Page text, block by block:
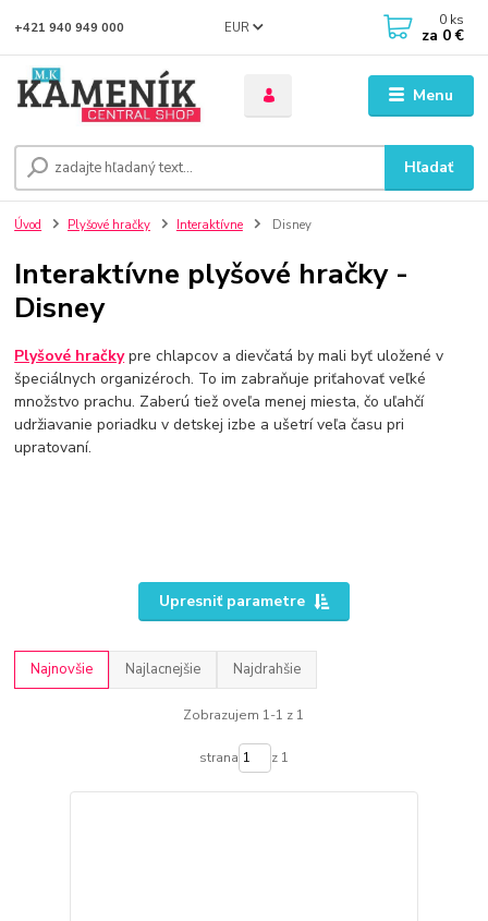
Menu
EUR
Hľadať
+421 940 949 000 0 ks
za 0 €
Úvod Plyšové hračky Interaktívne Disney
Interaktívne plyšové hračky -
Disney
Plyšové hračkypre chlapcov a dievčatá by mali byť uložené v
špeciálnych organizéroch. To im zabraňuje priťahovať veľké
množstvo prachu. Zaberú tiež oveľa menej miesta, čo uľahčí
udržiavanie poriadku v detskej izbe a ušetrí veľa času pri
upratovaní.
Upresniť parametre
Najnovšie Najlacnejšie Najdrahšie
Zobrazujem 1-1 z 1
strana z 1